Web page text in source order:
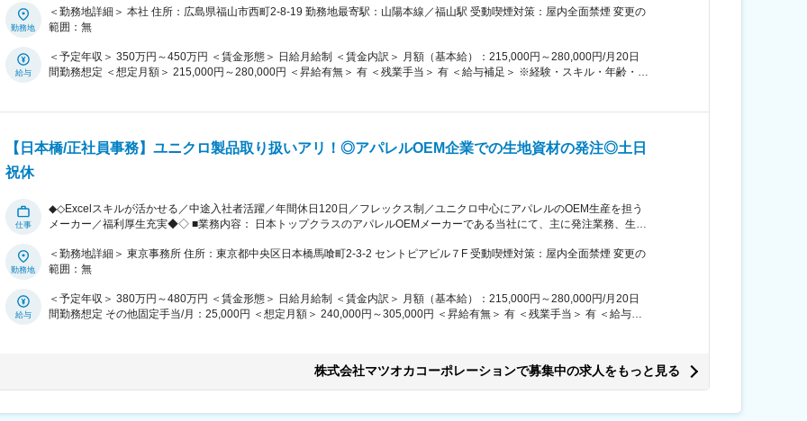
資材・付属の発注（メール・電話・FAX） ・発注した製品の納期管理 ・社内システムへの入力作業 ・貿易書類作成等 ■週次
の業務イメージ： 月曜：社内資料の整理 火曜：オーダー受注/発注 水曜：顧客の依頼事項の対応 木曜：社内資料の整理 金
注方法は、90％がメール対応、他、電話、FAXの利用やメール＋電話での対応も発生します。 ・日本以外に海外子会社との
コミュニケーションもあり、Teamsなどのオンラインツールを活用します。 ■組織構成：配属チームによって異なります
の定める業務
＜勤務地詳細＞ 本社 住所：広島県福山市西町2-8-19 勤務地最寄駅：山陽本線／福山駅 受動喫煙対策：屋内全面禁煙 変更の
範囲：無
＜予定年収＞ 350万円～450万円 ＜賃金形態＞ 日給月給制 ＜賃金内訳＞ 月額（基本給）：215,000円～280,000円/月20日
間勤務想定 ＜想定月額＞ 215,000円～280,000円 ＜昇給有無＞ 有 ＜残業手当＞ 有 ＜給与補足＞ ※経験・スキル・年齢・前
【日本橋/正社員事務】ユニクロ製品取り扱いアリ！◎アパレルOEM企業での生地資材の発注◎土日
祝休
◆◇Excelスキルが活かせる／中途入社者活躍／年間休日120日／フレックス制／ユニクロ中心にアパレルのOEM生産を担う
メーカー／福利厚生充実◆◇ ■業務内容： 日本トップクラスのアパレルOEMメーカーである当社にて、主に発注業務、生産/
ございますので、入社後研修は本社で実施いたします。期間は数週間～１か月程度を予定しております。東京での業務遂行
に必要な基礎知識を習得していただけるよう本社にてフォローさせていただきます。研修期間中の宿泊先も会社にてご準備
品の納期管理 ・社内システムへの入力作業 ・貿易書類作成等 ■週次の業務イメージ： 月曜：社内資料の整理 火曜：オーダ
ー受注/発注 水曜：顧客の依頼事項の対応 木曜：社内資料の整理 金曜：オーダー受注/発注、生地資材管理表のメンテナンス
理職除く)の社員が在籍しており、 その内、１名が東京事務所に在籍しております。 異業種からの中途入社の方も活躍して
ア、作業着・オフィスウェア・ユニフォーム等のワーキングウェアまでの縫製、洗い加工、生地開発と生産、及び貿易業務
＜勤務地詳細＞ 東京事務所 住所：東京都中央区日本橋馬喰町2-3-2 セントピアビル７F 受動喫煙対策：屋内全面禁煙 変更の
範囲：無
＜予定年収＞ 380万円～480万円 ＜賃金形態＞ 日給月給制 ＜賃金内訳＞ 月額（基本給）：215,000円～280,000円/月20日
間勤務想定 その他固定手当/月：25,000円 ＜想定月額＞ 240,000円～305,000円 ＜昇給有無＞ 有 ＜残業手当＞ 有 ＜給与補
株式会社マツオカコーポレーションで募集中の求人をもっと見る